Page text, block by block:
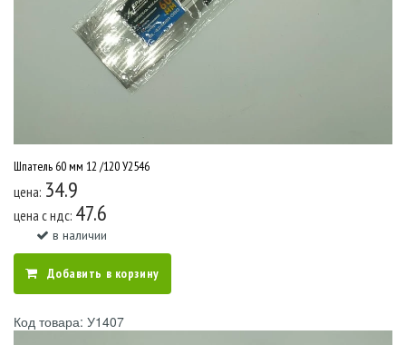
Шпатель 60 мм 12 /120 У2546
цена: 34.9
цена c ндс: 47.6
в наличии
Добавить в корзину
Код товара: У1407